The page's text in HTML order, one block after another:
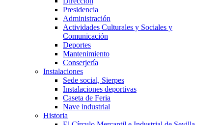
Presidencia
Administración
Actividades Culturales y Sociales y
Comunicación
Deportes
Mantenimiento
Conserjería
Instalaciones
Sede social, Sierpes
Instalaciones deportivas
Caseta de Feria
Nave industrial
Historia